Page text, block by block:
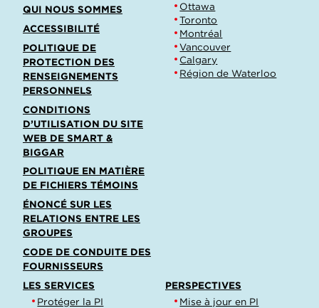
QUI NOUS SOMMES
ACCESSIBILITÉ
POLITIQUE DE
PROTECTION DES
RENSEIGNEMENTS
PERSONNELS
CONDITIONS
D’UTILISATION DU SITE
WEB DE SMART &
BIGGAR
POLITIQUE EN MATIÈRE
DE FICHIERS TÉMOINS
ÉNONCÉ SUR LES
RELATIONS ENTRE LES
GROUPES
CODE DE CONDUITE DES
FOURNISSEURS
Ottawa
Toronto
Montréal
Vancouver
Calgary
Région de Waterloo
LES SERVICES
Protéger la PI
PERSPECTIVES
Mise à jour en PI